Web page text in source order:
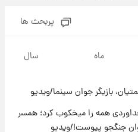
آسمان ظاهر شد
پربحث ها
ماه سال
بازیگر جوان سینما/ویدیو
همه را میخکوب کرد؛ همسر
جنگجو پیوست!/ویدیو